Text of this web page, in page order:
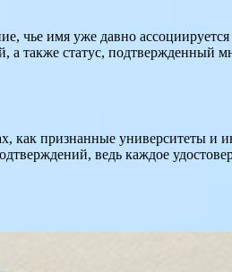
чье имя уже давно
а также статус, подтвержденный
как признанные университеты и
ведь каждое